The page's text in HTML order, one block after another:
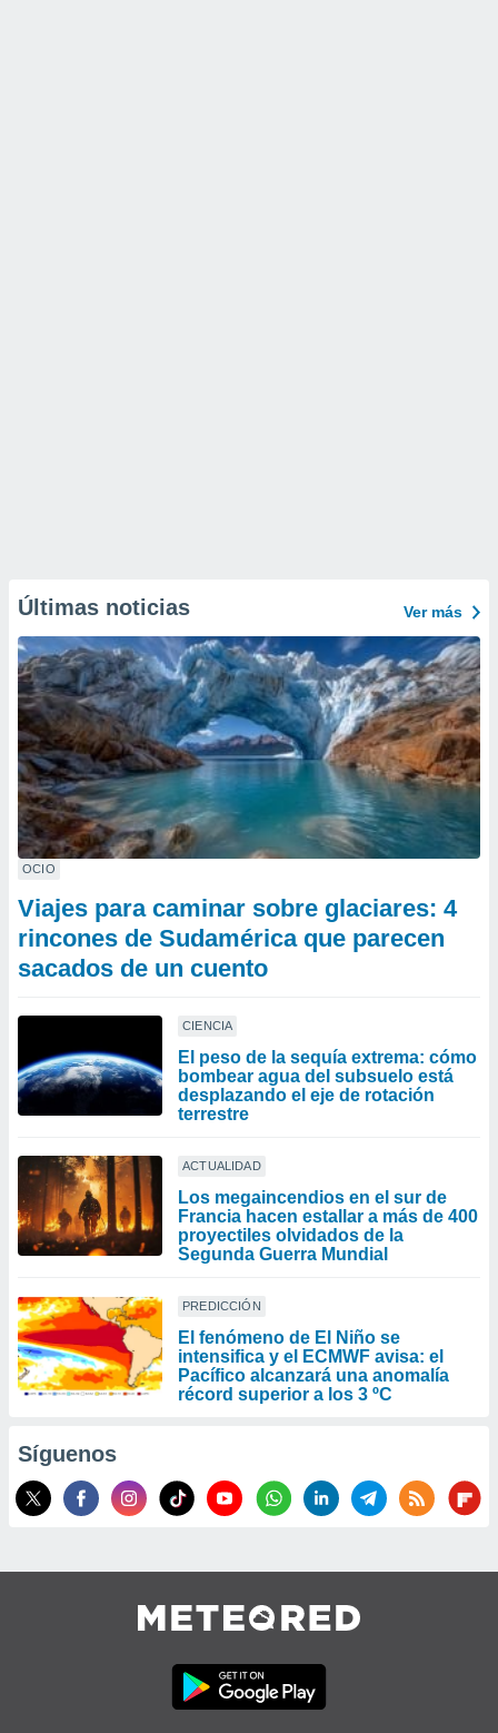
Últimas noticias Ver más
OCIO
Viajes para caminar sobre glaciares: 4
rincones de Sudamérica que parecen
sacados de un cuento
CIENCIA
El peso de la sequía extrema: cómo
bombear agua del subsuelo está
desplazando el eje de rotación
terrestre
ACTUALIDAD
Los megaincendios en el sur de
Francia hacen estallar a más de 400
proyectiles olvidados de la
Segunda Guerra Mundial
PREDICCIÓN
El fenómeno de El Niño se
intensifica y el ECMWF avisa: el
Pacífico alcanzará una anomalía
récord superior a los 3 ºC
Síguenos